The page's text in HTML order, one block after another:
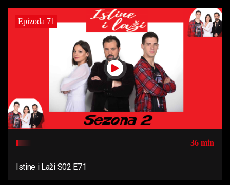
Epizoda 71
36 min
Istine i Laži S02 E71